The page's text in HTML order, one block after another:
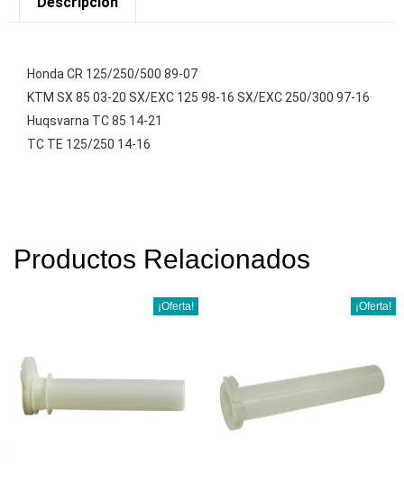
Honda CR 125/250/500 89-07
KTM SX 85 03-20 SX/EXC 125 98-16 SX/EXC 250/300 97-16
Huqsvarna TC 85 14-21
TC TE 125/250 14-16
Productos Relacionados
¡Oferta! ¡Oferta!